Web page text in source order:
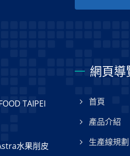
TAIPEI
水果削皮
網頁導
首頁
產品介紹
生產線規劃